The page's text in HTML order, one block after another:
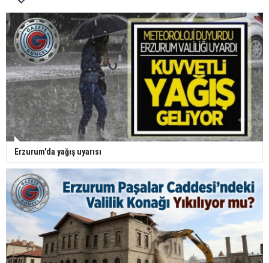
Erzurum'da yağış uyarısı